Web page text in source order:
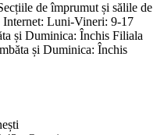
de împrumut și sălile de
Luni-Vineri: 9-17
și Duminica: Închis Filiala
și Duminica: Închis